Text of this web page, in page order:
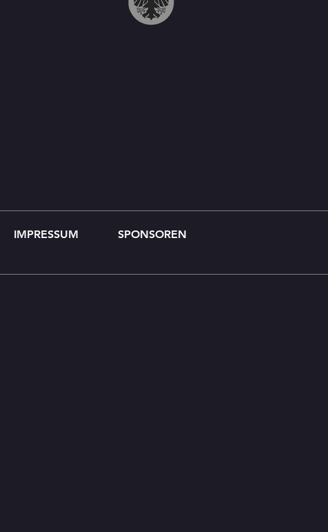
Partnerstadt Kamen zu Besuch
IMPRESSUM SPONSOREN